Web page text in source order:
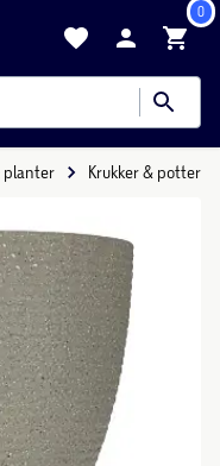
0
planter Krukker & potter